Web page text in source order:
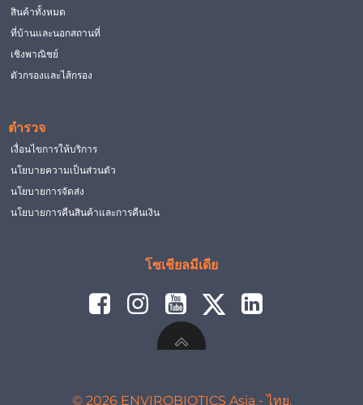
สินค้าทั้งหมด
ที่บ้านและนอกสถานที่
เชิงพาณิชย์
ตัวกรองและไส้กรอง
ตำรวจ
เงื่อนไขการให้บริการ
นโยบายความเป็นส่วนตัว
นโยบายการจัดส่ง
นโยบายการคืนสินค้าและการคืนเงิน
โซเชียลมีเดีย
© 2026 ENVIROBIOTICS Asia - ไทย.